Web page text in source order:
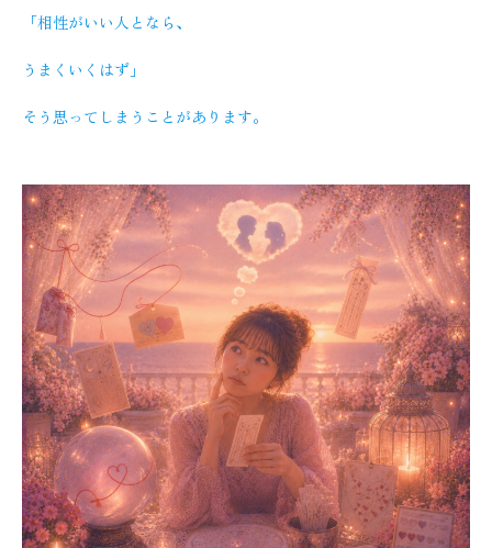
「相性がいい人となら、
うまくいくはず」
そう思ってしまうことがあります。